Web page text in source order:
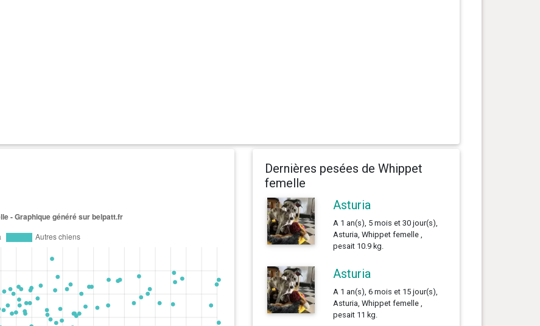
Dernières pesées de Whippet
femelle
Asturia
A 1 an(s), 5 mois et 30 jour(s),
Asturia, Whippet femelle ,
pesait 10.9 kg.
Asturia
A 1 an(s), 6 mois et 15 jour(s),
Asturia, Whippet femelle ,
pesait 11 kg.